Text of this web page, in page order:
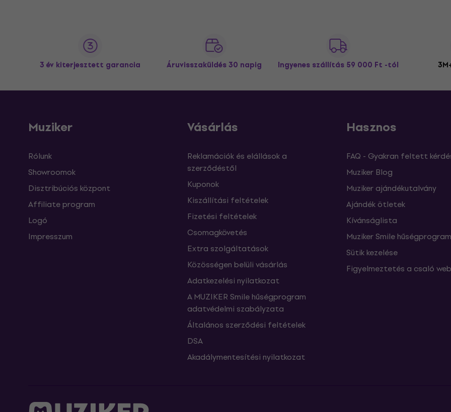
3 év kiterjesztett garancia Áruvisszaküldés 30 napig Ingyenes szállítás 59 000 Ft -tól
Muziker
Rólunk
Showroomok
Disztribúciós központ
Affiliate program
Logó
Impresszum
Vásárlás
Reklamációk és elállások a
szerződéstől
Kuponok
Kiszállítási feltételek
Fizetési feltételek
Csomagkövetés
Extra szolgáltatások
Közösségen belüli vásárlás
Adatkezelési nyilatkozat
A MUZIKER Smile hűségprogram
adatvédelmi szabályzata
Általános szerződési feltételek
DSA
Akadálymentesítési nyilatkozat
Hasznos
FAQ - Gyakran feltett
Muziker Blog
Muziker ajándékutalvány
Ajándék ötletek
Kívánságlista
Muziker Smile hűségprogram
Sütik kezelése
Figyelmeztetés a csaló